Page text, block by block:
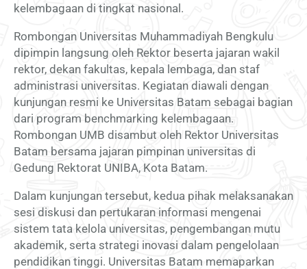
kelembagaan di tingkat nasional.
Rombongan Universitas Muhammadiyah Bengkulu
dipimpin langsung oleh Rektor beserta jajaran wakil
rektor, dekan fakultas, kepala lembaga, dan staf
administrasi universitas. Kegiatan diawali dengan
kunjungan resmi ke Universitas Batam sebagai bagian
dari program benchmarking kelembagaan.
Rombongan UMB disambut oleh Rektor Universitas
Batam bersama jajaran pimpinan universitas di
Gedung Rektorat UNIBA, Kota Batam.
Dalam kunjungan tersebut, kedua pihak melaksanakan
sesi diskusi dan pertukaran informasi mengenai
sistem tata kelola universitas, pengembangan mutu
akademik, serta strategi inovasi dalam pengelolaan
pendidikan tinggi. Universitas Batam memaparkan